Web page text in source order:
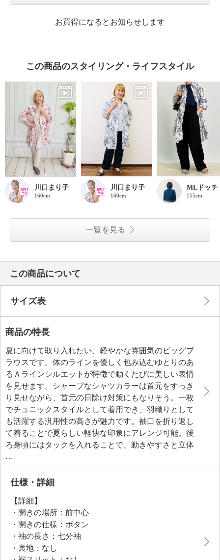
お買得になるとお知らせします
この商品のスタイリング・ライフスタイル
川口まり子
160cm
川口まり子
160cm
MLドッチ
155cm
一覧を見る
この商品について
サイズ表
商品の特長
夏に向けて取り入れたい、軽やかな雰囲気のビッグブ
ラウスです。体のラインを優しく包み込むゆとりのあ
るＡラインシルエットが特徴で動くたびに美しい表情
を見せます。シャープなシャツカラーは首元をすっき
り見せながら、首元の日除け対策にもなりそう。一枚
でチュニックスタイルとして着用でき、羽織りとして
も活躍する汎用性の高さが魅力です。袖口を折り返し
て着ることで夏らしい軽快な印象にアレンジ可能。後
ろ身頃にはタックを入れることで、動きやすさと立体
感を両立させました。日常使いの利便性を考えた両脇
のカーブポケットも便利なポイントです。膝丈の安心
感ある長さで、パンツとの組み合わせやワンピース風
す。頑張りすぎない大人のきちんと感を演出しなが
ら、ラフに着ても着崩れしにくいデザインは、日々の
暮らしから旅行まで幅広く活躍します。
仕様・詳細
【詳細】
・開きの場所：前中心
・開きの仕様：ボタン
・袖の長さ：七分袖
・裏地：なし